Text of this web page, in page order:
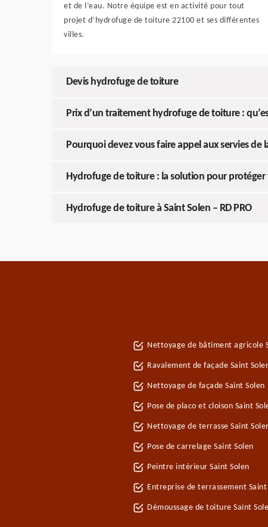
et de l’eau. Notre équipe est en activité pour tout
projet d’hydrofuge de toiture 22100 et ses différentes
villes.
Devis hydrofuge de toiture
Prix d’un traitement hydrofuge de toiture :
Pourquoi devez vous faire appel aux servies de
Hydrofuge de toiture : la solution pour protéger
Hydrofuge de toiture à Saint Solen – RD PRO
Nettoyage de bâtiment agricole
Ravalement de façade Saint
Nettoyage de façade Saint Solen
Pose de placo et cloison Saint
Nettoyage de terrasse Saint
Pose de carrelage Saint Solen
Peintre intérieur Saint Solen
Entreprise de terrassement Saint
Démoussage de toiture Saint